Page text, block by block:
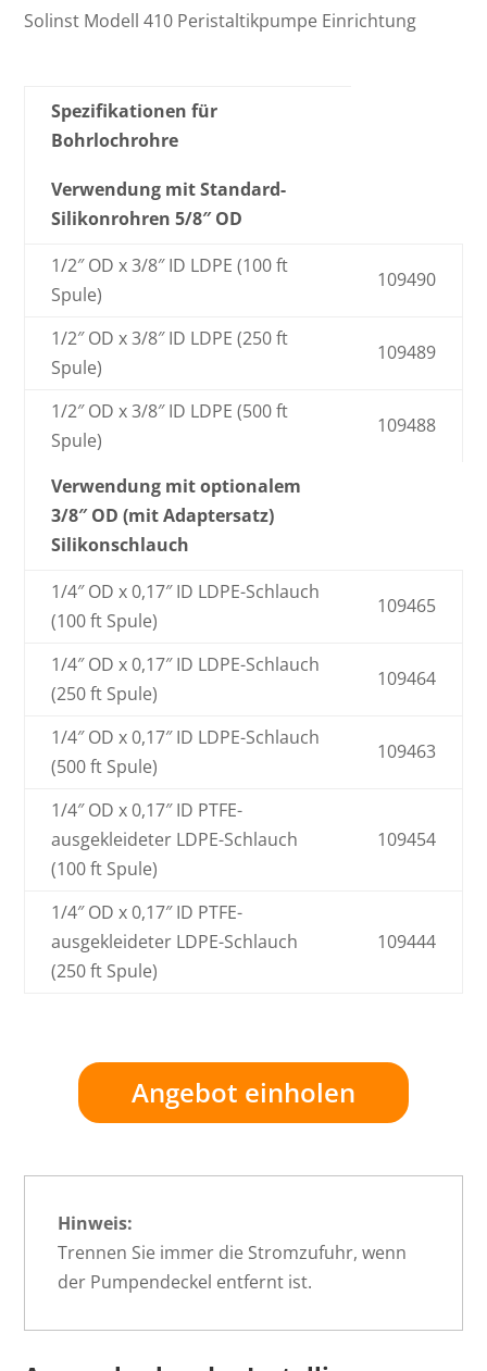
Solinst Modell 410 Peristaltikpumpe Einrichtung
Spezifikationen für
Bohrlochrohre
Verwendung mit Standard-
Silikonrohren 5/8″ OD
1/2″ OD x 3/8″ ID LDPE (100 ft
Spule)
109490
1/2″ OD x 3/8″ ID LDPE (250 ft
Spule)
109489
1/2″ OD x 3/8″ ID LDPE (500 ft
Spule)
109488
Verwendung mit optionalem
3/8″ OD (mit Adaptersatz)
Silikonschlauch
1/4″ OD x 0,17″ ID LDPE-Schlauch
(100 ft Spule)
109465
1/4″ OD x 0,17″ ID LDPE-Schlauch
(250 ft Spule)
109464
1/4″ OD x 0,17″ ID LDPE-Schlauch
(500 ft Spule)
109463
1/4″ OD x 0,17″ ID PTFE-
ausgekleideter LDPE-Schlauch
(100 ft Spule)
109454
1/4″ OD x 0,17″ ID PTFE-
ausgekleideter LDPE-Schlauch
(250 ft Spule)
109444
Angebot einholen
Hinweis:
Trennen Sie immer die Stromzufuhr, wenn
der Pumpendeckel entfernt ist.